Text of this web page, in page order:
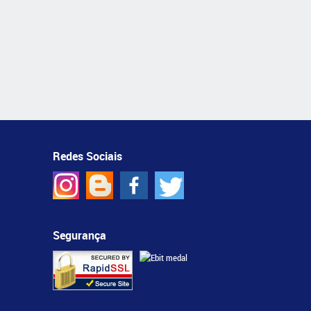
Redes Sociais
Segurança